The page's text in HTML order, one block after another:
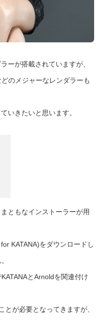
ーが搭載されていますが、
のメジャーなレンダラーも
いきたいと思います。
ともなインストーラーが用
KATANA)をダウンロードし
とArnoldを関連付け
が必要となってきますが、